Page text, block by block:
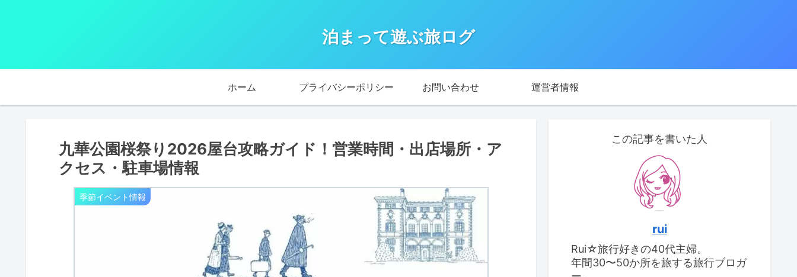
泊まって遊ぶ旅ログ
ホーム プライバシーポリシー お問い合わせ 運営者情報
九華公園桜祭り2026屋台攻略ガイド！営業時間・出店場所・ア
クセス・駐車場情報
季節イベント情報
この記事を書いた人
rui
Rui☆旅行好きの40代主婦。
年間30〜50か所を旅する旅行ブロガ